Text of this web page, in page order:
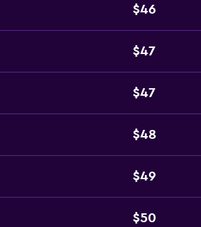
$46
$47
$47
$48
$49
$50